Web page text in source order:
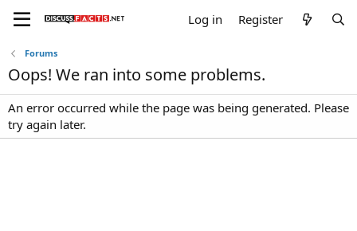
Log in Register
Forums
Oops! We ran into some problems.
An error occurred while the page was being generated. Please
try again later.